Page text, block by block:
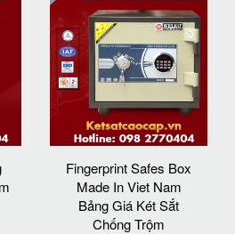
Fingerprint Safes Box
Made In Viet Nam
Bảng Giá Két Sắt
Chống Trộm